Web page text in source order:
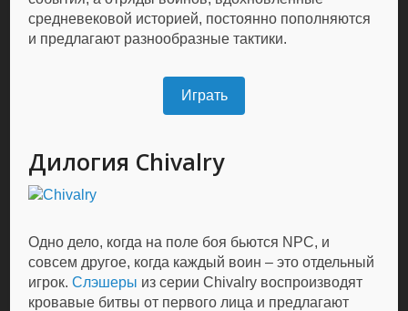
средневековой историей, постоянно пополняются
и предлагают разнообразные тактики.
Играть
Дилогия Chivalry
Одно дело, когда на поле боя бьются NPC, и
совсем другое, когда каждый воин – это отдельный
игрок.Слэшеры из серии Chivalry воспроизводят
кровавые битвы от первого лица и предлагают